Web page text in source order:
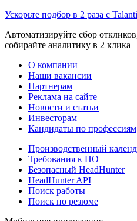
Ускорьте подбор в 2 раза с
Автоматизируйте сбор
собирайте аналитику в 2 клика
О компании
Наши вакансии
Партнерам
Реклама на сайте
Новости и статьи
Инвесторам
Кандидаты по профессиям
Производственный
Требования к ПО
Безопасный HeadHunter
HeadHunter API
Поиск работы
Поиск по резюме